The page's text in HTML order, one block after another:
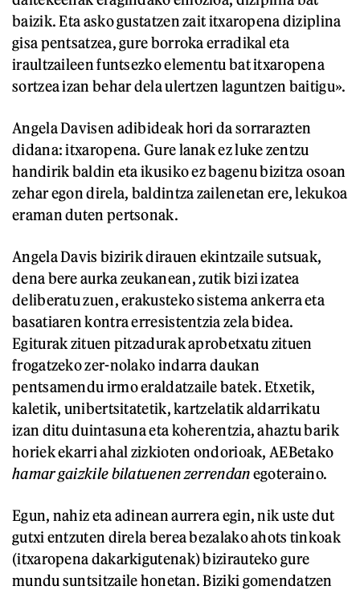
baizik. Eta asko gustatzen zait itxaropena diziplina
gisa pentsatzea, gure borroka erradikal eta
iraultzaileen funtsezko elementu bat itxaropena
sortzea izan behar dela ulertzen laguntzen baitigu».
Angela Davisen adibideak hori da sorrarazten
didana: itxaropena. Gure lanak ez luke zentzu
handirik baldin eta ikusiko ez bagenu bizitza osoan
zehar egon direla, baldintza zailenetan ere, lekukoa
eraman duten pertsonak.
Angela Davis bizirik dirauen ekintzaile sutsuak,
dena bere aurka zeukanean, zutik bizi izatea
deliberatu zuen, erakusteko sistema ankerra eta
basatiaren kontra erresistentzia zela bidea.
Egiturak zituen pitzadurak aprobetxatu zituen
frogatzeko zer-nolako indarra daukan
pentsamendu irmo eraldatzaile batek. Etxetik,
kaletik, unibertsitatetik, kartzelatik aldarrikatu
izan ditu duintasuna eta koherentzia, ahaztu barik
horiek ekarri ahal zizkioten ondorioak, AEBetako
hamar gaizkile bilatuenen zerrendanegoteraino.
Egun, nahiz eta adinean aurrera egin, nik uste dut
gutxi entzuten direla berea bezalako ahots tinkoak
(itxaropena dakarkigutenak) bizirauteko gure
mundu suntsitzaile honetan. Biziki gomendatzen